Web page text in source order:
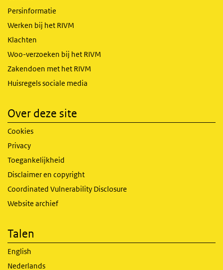
Persinformatie
Werken bij het RIVM
Klachten
Woo-verzoeken bij het RIVM
Zakendoen met het RIVM
Huisregels sociale media
Over deze site
Cookies
Privacy
Toegankelijkheid
Disclaimer en copyright
Coordinated Vulnerability Disclosure
Website archief
Talen
English
Nederlands